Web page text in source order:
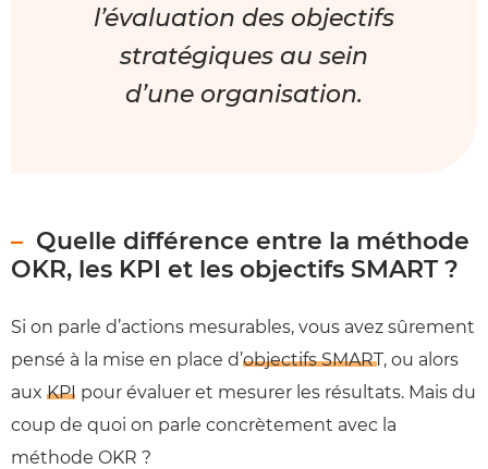
l’évaluation des objectifs
stratégiques au sein
d’une organisation.
Quelle différence entre la méthode
OKR, les KPI et les objectifs SMART ?
Si on parle d’actions mesurables, vous avez sûrement
pensé à la mise en place d’objectifs SMART, ou alors
aux KPI pour évaluer et mesurer les résultats. Mais du
coup de quoi on parle concrètement avec la
méthode OKR ?